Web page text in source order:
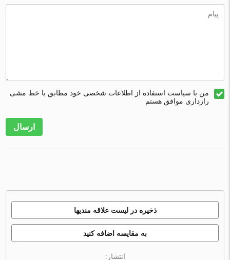
من با سیاست استفاده از اطلاعات شخصی خود مطابق با خط مشی
رازداری موافق هستم
ارسال
ذخیره در لیست علاقه مندیها
به مقایسه اضافه کنید
انتشار: